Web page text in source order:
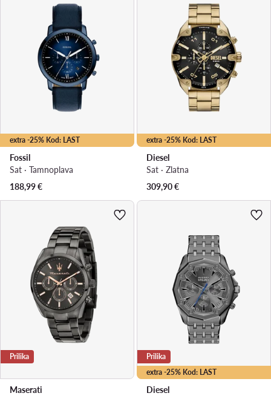
extra -25% Kod: LAST
Fossil
Sat · Tamnoplava
188,99€
extra -25% Kod: LAST
Diesel
Sat · Zlatna
309,90€
Prilika
Maserati
extra -25% Kod: LAST
Prilika
Diesel